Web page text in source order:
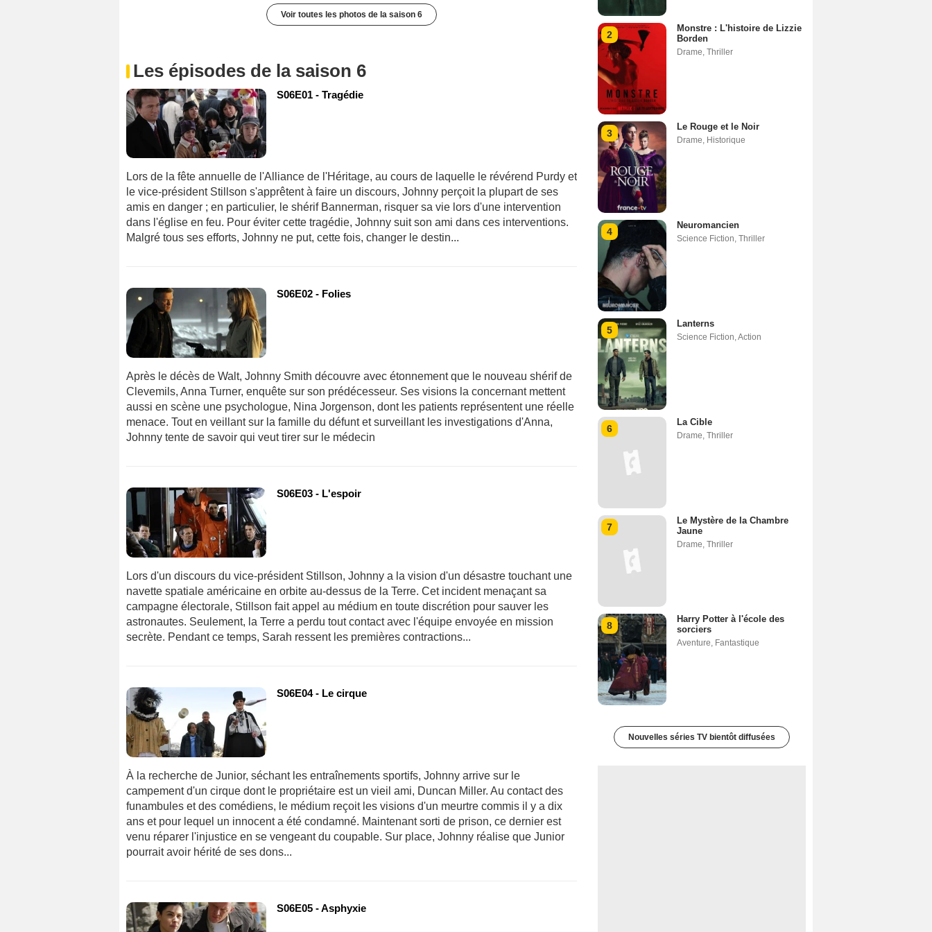
Voir toutes les photos de la saison 6
Les épisodes de la saison 6
S06E01 - Tragédie
Lors de la fête annuelle de l'Alliance de l'Héritage, au cours de laquelle le révérend Purdy et
le vice-président Stillson s'apprêtent à faire un discours, Johnny perçoit la plupart de ses
amis en danger ; en particulier, le shérif Bannerman, risquer sa vie lors d'une intervention
dans l'église en feu. Pour éviter cette tragédie, Johnny suit son ami dans ces interventions.
Malgré tous ses efforts, Johnny ne put, cette fois, changer le destin...
S06E02 - Folies
Après le décès de Walt, Johnny Smith découvre avec étonnement que le nouveau shérif de
Clevemils, Anna Turner, enquête sur son prédécesseur. Ses visions la concernant mettent
aussi en scène une psychologue, Nina Jorgenson, dont les patients représentent une réelle
menace. Tout en veillant sur la famille du défunt et surveillant les investigations d'Anna,
Johnny tente de savoir qui veut tirer sur le médecin
S06E03 - L'espoir
Lors d'un discours du vice-président Stillson, Johnny a la vision d'un désastre touchant une
navette spatiale américaine en orbite au-dessus de la Terre. Cet incident menaçant sa
campagne électorale, Stillson fait appel au médium en toute discrétion pour sauver les
astronautes. Seulement, la Terre a perdu tout contact avec l'équipe envoyée en mission
secrète. Pendant ce temps, Sarah ressent les premières contractions...
S06E04 - Le cirque
À la recherche de Junior, séchant les entraînements sportifs, Johnny arrive sur le
campement d'un cirque dont le propriétaire est un vieil ami, Duncan Miller. Au contact des
funambules et des comédiens, le médium reçoit les visions d'un meurtre commis il y a dix
ans et pour lequel un innocent a été condamné. Maintenant sorti de prison, ce dernier est
venu réparer l'injustice en se vengeant du coupable. Sur place, Johnny réalise que Junior
pourrait avoir hérité de ses dons...
S06E05 - Asphyxie
2
Monstre : L'histoire de Lizzie
Borden
Drame Thriller
3
Le Rouge et le Noir
Drame Historique
4
Neuromancien
Science Fiction Thriller
5
Lanterns
Science Fiction Action
6
La Cible
Drame Thriller
7
Le Mystère de la Chambre
Jaune
Drame Thriller
8
Harry Potter à l'école des
sorciers
Aventure Fantastique
Nouvelles séries TV bientôt diffusées